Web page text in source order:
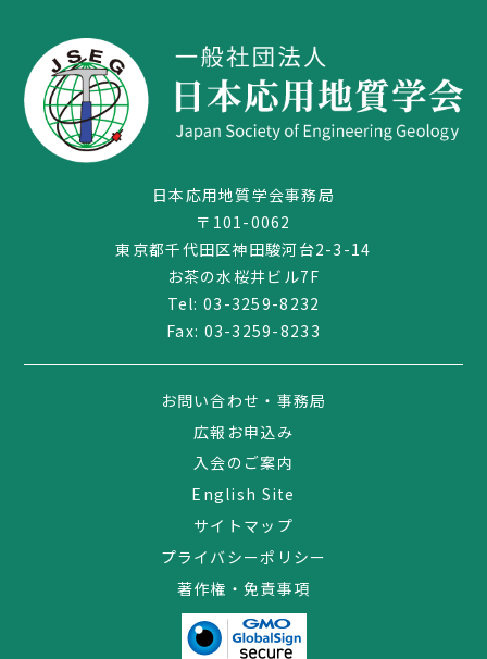
日本応用地質学会事務局
〒101-0062
東京都千代田区神田駿河台2-3-14
お茶の水桜井ビル7F
Tel:03-3259-8232
Fax: 03-3259-8233
お問い合わせ・事務局
広報お申込み
入会のご案内
English Site
サイトマップ
プライバシーポリシー
著作権・免責事項